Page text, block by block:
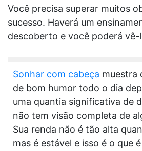
Você precisa superar muitos
sucesso. Haverá um
descoberto e você poderá vê-
Sonhar com cabeça muestra
de bom humor todo o dia
uma quantia significativa de
não tem visão completa de
Sua renda não é tão alta
mas é estável e isso é o que